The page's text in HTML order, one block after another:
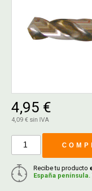
4,95 €
4,09 € sin IVA
Recibe tu producto
España